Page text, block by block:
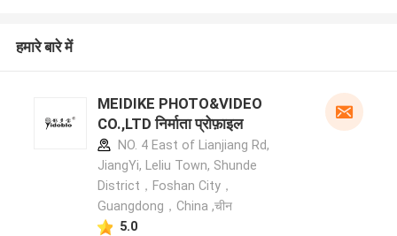
हमारे बारे में
MEIDIKE PHOTO&VIDEO
CO.,LTD निर्माता प्रोफ़ाइल
NO. 4 East of Lianjiang Rd,
JiangYi, Leliu Town, Shunde
District，Foshan City，
Guangdong，China ,चीन
5.0